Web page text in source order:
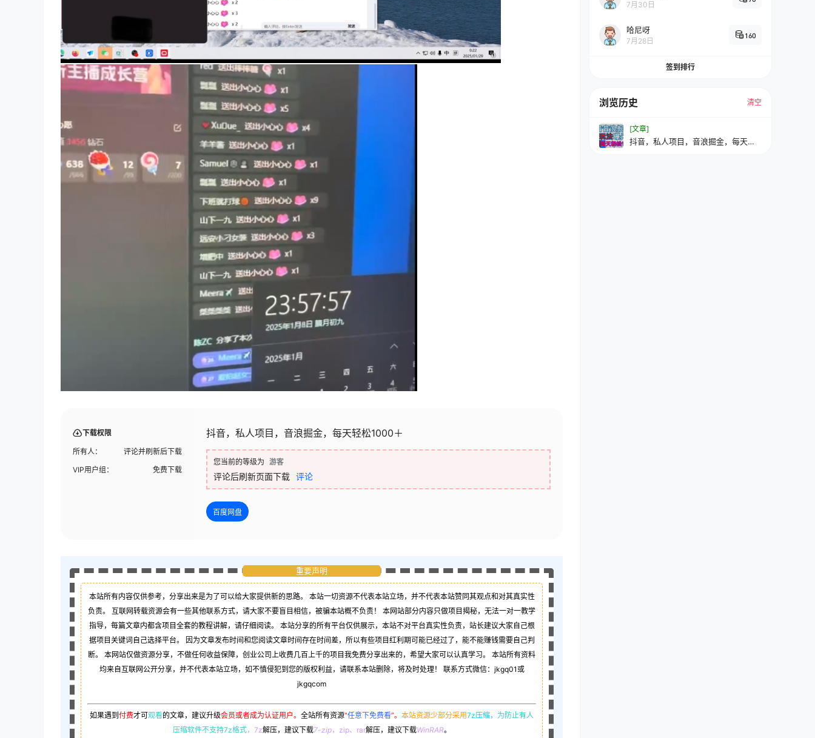
下载权限
所有人：
评论并刷新后下载
VIP用户组：
免费下载
抖音，私人项目，音浪掘金，每天轻松1000＋
您当前的等级为 游客
评论后刷新页面下载 评论
百度网盘
重要声明
本站所有内容仅供参考，分享出来是为了可以给大家提供新的思路。 本站一切资源不代表本站立场，并不代表本站赞同其观点和对其真实性
负责。 互联网转载资源会有一些其他联系方式，请大家不要盲目相信，被骗本站概不负责！ 本网站部分内容只做项目揭秘，无法一对一教学
指导，每篇文章内都含项目全套的教程讲解，请仔细阅读。 本站分享的所有平台仅供展示，本站不对平台真实性负责，站长建议大家自己根
据项目关键词自己选择平台。 因为文章发布时间和您阅读文章时间存在时间差，所以有些项目红利期可能已经过了，能不能赚钱需要自己判
断。 本网站仅做资源分享，不做任何收益保障，创业公司上收费几百上千的项目我免费分享出来的，希望大家可以认真学习。 本站所有资料
均来自互联网公开分享，并不代表本站立场，如不慎侵犯到您的版权利益，请联系本站删除，将及时处理！ 联系方式微信：jkgq01或
jkgqcom
如果遇到 付费才可观看的文章，建议升级会员或者成为认证用户。 全站所有资源“任意下免费看”。 本站资源少部分采用7z压缩， 为防止有人
压缩软件不支持7z格式，7z解压，建议下载7-zip，zip、rar解压，建议下载WinRAR。
7月30日
哈尼呀
7月28日
160
签到排行
浏览历史 清空
[文章]
抖音，私人项目，音浪掘金，每天轻